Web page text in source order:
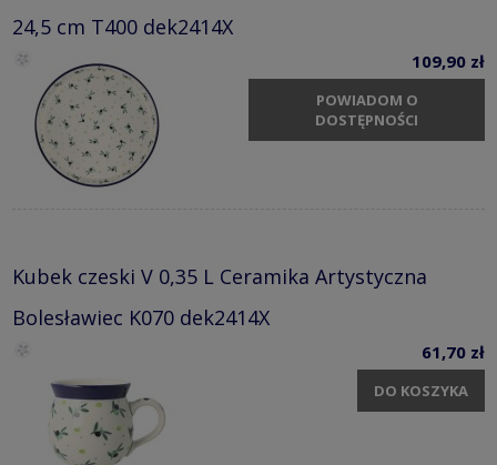
24,5 cm T400 dek2414X
109,90 zł
POWIADOM O
DOSTĘPNOŚCI
Kubek czeski V 0,35 L Ceramika Artystyczna
Bolesławiec K070 dek2414X
61,70 zł
DO KOSZYKA